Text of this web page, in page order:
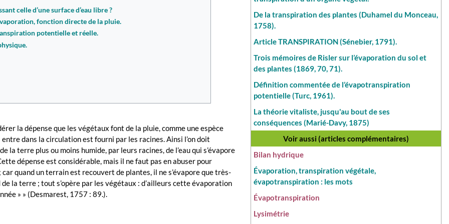
De la transpiration des plantes (Duhamel du Monceau,
1758).
Article TRANSPIRATION (Sénebier, 1791).
Trois mémoires de Risler sur l’évaporation du sol et
des plantes (1869, 70, 71).
Définition commentée de l’évapotranspiration
potentielle (Turc, 1961).
La théorie vitaliste, jusqu'au bout de ses
conséquences (Marié-Davy, 1875)
Voir aussi (articles complémentaires)
Bilan hydrique
Évaporation, transpiration végétale,
évapotranspiration : les mots
Évapotranspiration
Lysimétrie
celle d’une surface d’eau libre ?
fonction directe de la pluie.
potentielle et réelle.
la dépense que les végétaux font de la pluie, comme une espèce
dans la circulation est fourni par les racines. Ainsi l’on doit
la terre plus ou moins humide, par leurs racines, de l’eau qui s’évapore
dépense est considérable, mais il ne faut pas en abuser pour
car quand un terrain est recouvert de plantes, il ne s’évapore que très-
de la terre ; tout s’opère par les végétaux : d’ailleurs cette évaporation
» » (Desmarest, 1757 : 89.).